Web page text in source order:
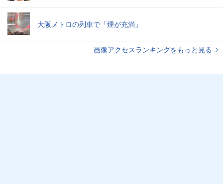
大阪メトロの列車で「煙が充満」
画像アクセスランキングをもっと見る